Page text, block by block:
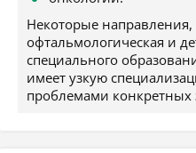
Некоторые направления,
офтальмологическая и
специального
имеет узкую
проблемами конкретных